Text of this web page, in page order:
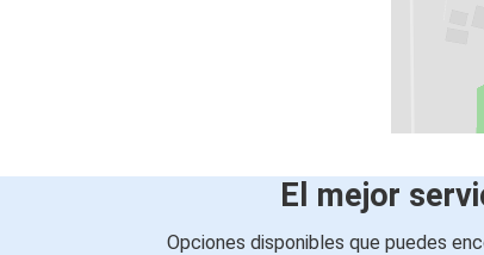
El mejor
Opciones disponibles que puedes